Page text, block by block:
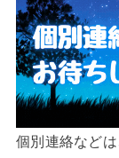
個別連絡など